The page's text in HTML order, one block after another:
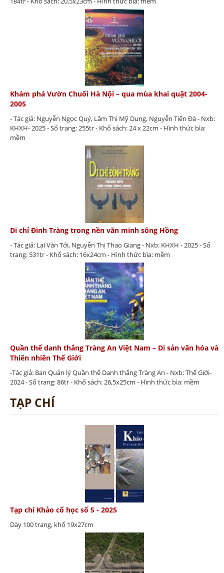
Khám phá Vườn Chuối Hà Nội – qua mùa khai quật 2004-
2005
- Tác giả: Nguyễn Ngọc Quý, Lâm Thị Mỹ Dung, Nguyễn Tiến Đà - Nxb:
KHXH- 2025 - Số trang: 255tr - Khổ sách: 24 x 22cm - Hình thức bìa:
mềm
Di chỉ Đình Tràng trong nền văn minh sông Hồng
- Tác giả: Lại Văn Tới, Nguyễn Thị Thao Giang - Nxb: KHXH - 2025 - Số
trang: 531tr - Khổ sách: 16x24cm - Hình thức bìa: mềm
Quần thể danh thắng Tràng An Việt Nam – Di sản văn hóa và
Thiên nhiên Thế Giới
-Tác giả: Ban Quản lý Quần thể Danh thắng Tràng An - Nxb: Thế Giới-
2024 - Số trang: 86tr - Khổ sách: 26,5x25cm - Hình thức bìa: mềm
TẠP CHÍ
Tạp chí Khảo cổ học số 5 - 2025
Dày 100 trang, khổ 19x27cm